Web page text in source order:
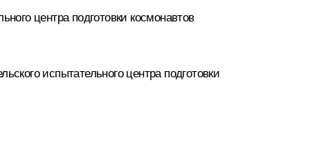
центра подготовки космонавтов
испытательного центра подготовки